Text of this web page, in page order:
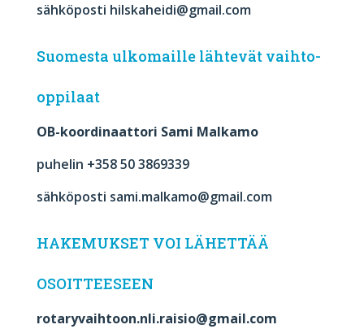
sähköposti hilskaheidi@gmail.com
Suomesta ulkomaille lähtevät vaihto-
oppilaat
OB-koordinaattori Sami Malkamo
puhelin +358 50 3869339
sähköposti sami.malkamo@gmail.com
HAKEMUKSET VOI LÄHETTÄÄ
OSOITTEESEEN
rotaryvaihtoon.nli.raisio@gmail.com